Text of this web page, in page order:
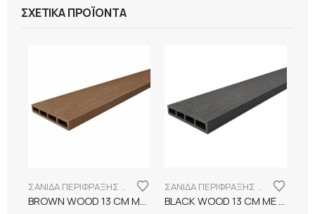
ΣΧΕΤΙΚΆ ΠΡΟΪΌΝΤΑ
ΣΑΝΙΔΑ ΠΕΡΙΦΡΑΞΗΣ WPC 13CM ΜΕ ΝΕΡΑ ΞΥΛΟΥ
BROWN WOOD 13 CM ΜΕ 3D ΑΝΑΓΛΥΦΑ ΝΕΡΑ ΞΥΛΟΥ
ΣΑΝΙΔΑ ΠΕΡΙΦΡΑΞΗΣ WPC 13CM ΜΕ ΝΕΡΑ ΞΥΛΟΥ
BLACK WOOD 13 CM ΜΕ 3D ΑΝΑΓΛΥΦΑ ΝΕΡΑ ΞΥΛΟΥ